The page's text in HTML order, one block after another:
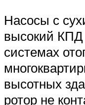
Насосы с
высокий КПД
системах
высотных
ротор не